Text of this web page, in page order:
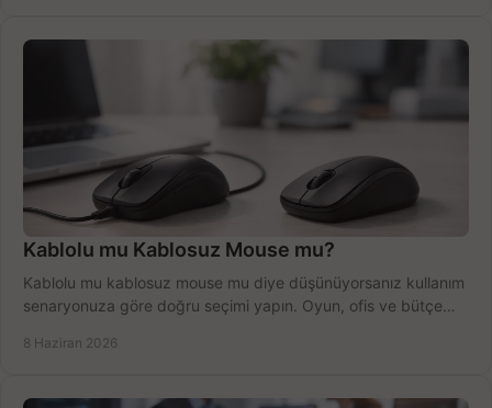
Kablolu mu Kablosuz Mouse mu?
Kablolu mu kablosuz mouse mu diye düşünüyorsanız kullanım
senaryonuza göre doğru seçimi yapın. Oyun, ofis ve bütçe
8 Haziran 2026